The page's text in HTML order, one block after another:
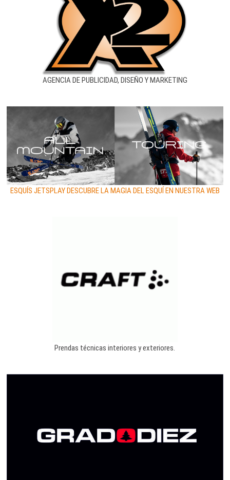
AGENCIA DE PUBLICIDAD, DISEÑO Y MARKETING
ESQUÍS JETSPLAY DESCUBRE LA MAGIA DEL ESQUÍ EN NUESTRA WEB
Prendas técnicas interiores y exteriores.